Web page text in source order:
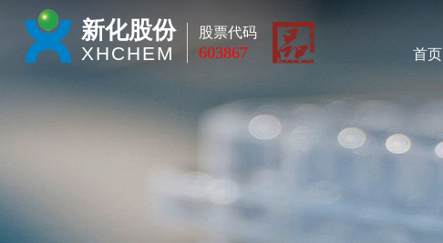
新化股份
XHCHEM
股票代码
603867 首页